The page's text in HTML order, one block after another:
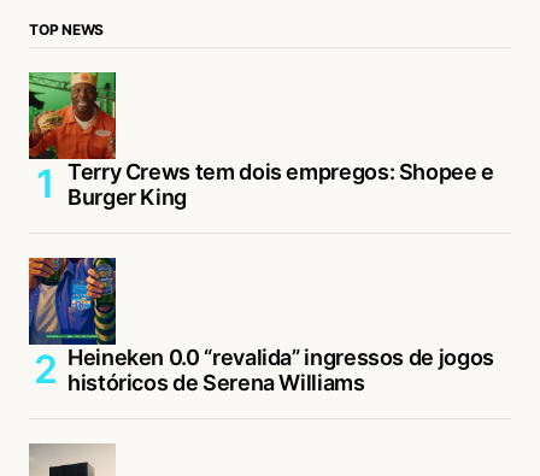
TOP NEWS
Terry Crews tem dois empregos: Shopee e
Burger King
Heineken 0.0 “revalida” ingressos de jogos
históricos de Serena Williams